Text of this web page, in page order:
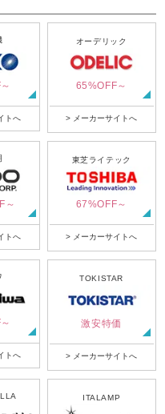
トへ
オーデリック
65%OFF～
> メーカーサイトへ
～
トへ
東芝ライテック
67%OFF～
> メーカーサイトへ
トへ
TOKISTAR
激安特価
> メーカーサイトへ
ITALAMP